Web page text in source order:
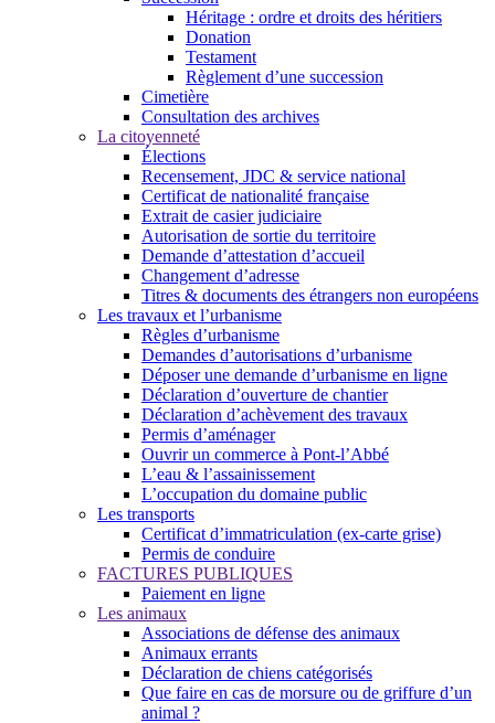
Héritage : ordre et droits des héritiers
Donation
Testament
Règlement d’une succession
Cimetière
Consultation des archives
La citoyenneté
Élections
Recensement, JDC & service national
Certificat de nationalité française
Extrait de casier judiciaire
Autorisation de sortie du territoire
Demande d’attestation d’accueil
Changement d’adresse
Titres & documents des étrangers non européens
Les travaux et l’urbanisme
Règles d’urbanisme
Demandes d’autorisations d’urbanisme
Déposer une demande d’urbanisme en ligne
Déclaration d’ouverture de chantier
Déclaration d’achèvement des travaux
Permis d’aménager
Ouvrir un commerce à Pont-l’Abbé
L’eau & l’assainissement
L’occupation du domaine public
Les transports
Certificat d’immatriculation (ex-carte grise)
Permis de conduire
FACTURES PUBLIQUES
Paiement en ligne
Les animaux
Associations de défense des animaux
Animaux errants
Déclaration de chiens catégorisés
Que faire en cas de morsure ou de griffure d’un
animal ?